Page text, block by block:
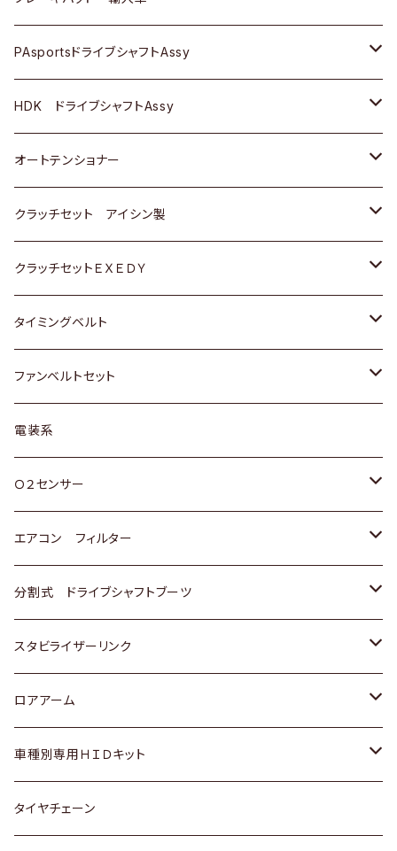
スバル
ＢＥＮＺ
スバル
三菱
スバル
マツダ
三菱
スバル
ダイハツ
マツダ
三菱
スバル
ダイハツ
マツダ
三菱
スバル
スズキ
日産
いすゞ
ダイハツ
マツダ
三菱
スバル
日野
ＢＥＮＺ
ＢＭＷ
GOLF
ＷＡＧＥＮ
アストロ（シボレー）
クライスラー
ＢＥＮＺ
ＢＭＷ
ＷＡＧＥＮ
ＶＯＬＶＯ
PAsportsドライブシャフトAssy
トヨタ
ホンダ
スズキ
日産
ダイハツ
マツダ
三菱
スバル
HDK ドライブシャフトAssy
スズキ
ダイハツ
日産
ホンダ
マツダ
オートテンショナー
トヨタ
クラッチセット アイシン製
ホンダ
スズキ
ダイハツ
マツダ
三菱
スバル
クラッチセットＥＸＥＤＹ
ホンダ
スズキ
日産
ダイハツ
マツダ
三菱
スバル
タイミングベルト
トヨタ
スズキ
ダイハツ
三菱
スバル
ファンベルトセット
トヨタ
ホンダ
スズキ
日産
いすゞ
ダイハツ
マツダ
三菱
電装系
Ｏ２センサー
トヨタ
ホンダ
スズキ
日産
ダイハツ
マツダ
エアコン フィルター
トヨタ
ホンダ
スズキ
日産
いすゞ
分割式 ドライブシャフトブーツ
トヨタ
ホンダ
スズキ
日産
スタビライザーリンク
トヨタ
ホンダ
スズキ
ロアアーム
ホンダ
スズキ
車種別専用ＨＩＤキット
トヨタ
タイヤチェーン